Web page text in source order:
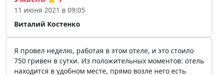
Виталий Костенко
11 июня 2021 в 09:05
Я провел неделю, работая в этом отеле, и это стоило
750 гривен в сутки. Из положительных моментов: отель
находится в удобном месте, прямо возле него есть